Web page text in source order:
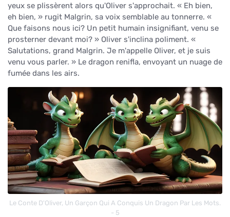
yeux se plissèrent alors qu'Oliver s'approchait. « Eh bien,
eh bien, » rugit Malgrin, sa voix semblable au tonnerre. «
Que faisons nous ici? Un petit humain insignifiant, venu se
prosterner devant moi? » Oliver s'inclina poliment. «
Salutations, grand Malgrin. Je m'appelle Oliver, et je suis
venu vous parler. » Le dragon renifla, envoyant un nuage de
fumée dans les airs.
Le Conte D'Oliver, Un Garçon Qui A Conquis Un Dragon Par Les Mots.
- 5